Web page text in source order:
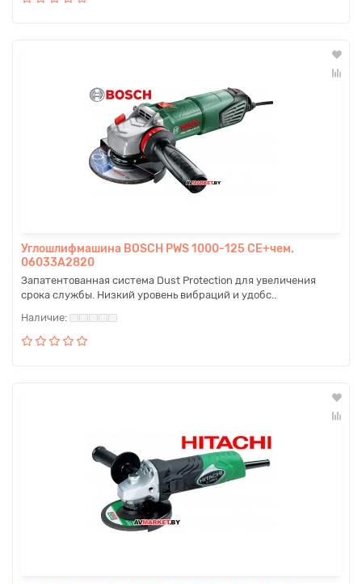
Углошлифмашина BOSCH PWS 1000-125 CE+чем.
06033A2820
Запатентованная система Dust Protection для увеличения
срока службы. Низкий уровень вибраций и удобс..